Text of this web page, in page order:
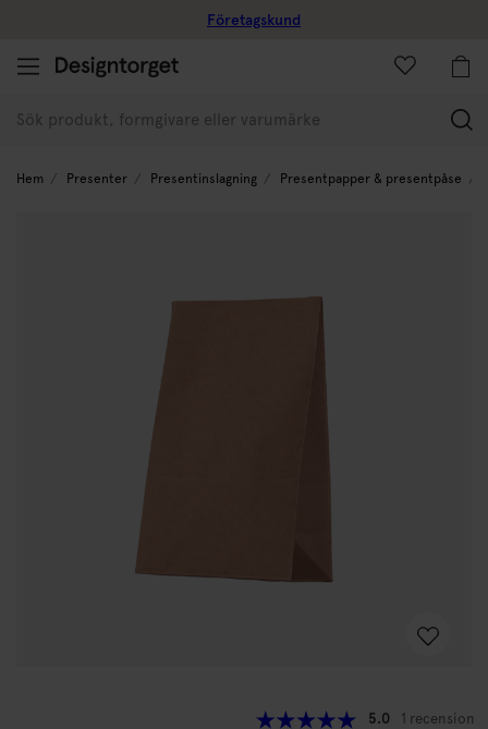
Företagskund
Hem Presenter Presentinslagning Presentpapper & presentpåse
5.0 1 recension